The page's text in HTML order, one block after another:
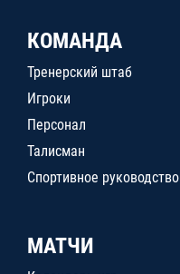
КОМАНДА
Тренерский штаб
Игроки
Персонал
Талисман
Спортивное руководство
МАТЧИ